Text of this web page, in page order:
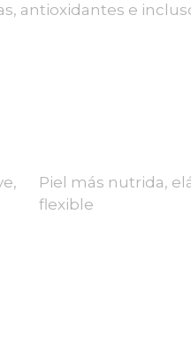
antioxidantes e
Piel más nutrida,
flexible